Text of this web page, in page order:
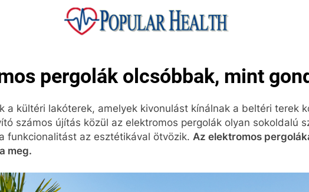
pergolák olcsóbbak, mint
a kültéri lakóterek, amelyek kivonulást kínálnak a beltéri terek
számos újítás közül az elektromos pergolák olyan sokoldalú
funkcionalitást az esztétikával ötvözik. Az elektromos
meg.